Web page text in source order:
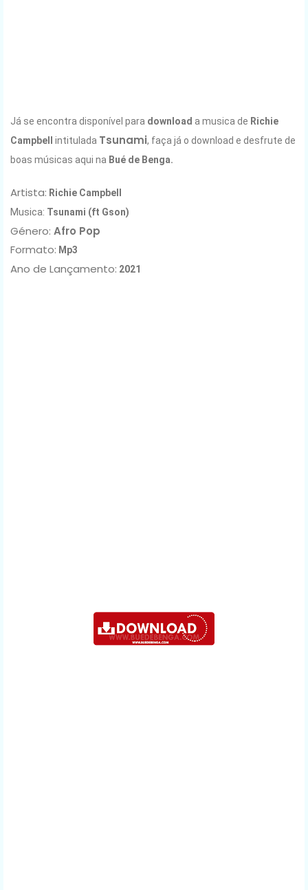
Já se encontra disponível para download a musica de Richie
Campbell intitulada Tsunami, faça já o download e desfrute de
boas músicas aqui na Bué de Benga.
Artista: Richie Campbell
Musica: Tsunami (ft Gson)
Género: Afro Pop
Formato: Mp3
Ano de Lançamento: 2021